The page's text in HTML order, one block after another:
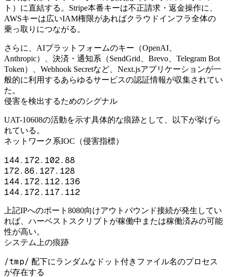
ト）に直結する。Stripe本番キーは不正請求・返金操作に、
AWSキーは広いIAM権限があればクラウドインフラ全体の
乗っ取りにつながる。
さらに、AIプラットフォームのキー（OpenAI、
Anthropic）、決済・通知系（SendGrid、Brevo、Telegram Bot
Token）、Webhook Secretなど、Next.jsアプリケーションが一
般的に利用するあらゆるサービスの認証情報が収集されてい
た。
侵害を検出するためのシグナル
UAT-10608の活動を示す具体的な痕跡として、以下が挙げら
れている。
ネットワーク系IOC（侵害指標）
144.172.102.88
172.86.127.128
144.172.112.136
144.172.117.112
上記IPへのポート8080向けアウトバウンド接続が発生してい
れば、ハーベストスクリプトが稼働中または稼働済みの可能
性が高い。
システム上の痕跡
/tmp/ 配下にランダムなドット付きファイル名のプロセス
が存在する